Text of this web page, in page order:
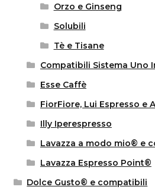
Orzo e Ginseng
Solubili
Tè e Tisane
Compatibili Sistema Uno
Esse Caffè
FiorFiore, Lui Espresso e
Illy Iperespresso
Lavazza a modo mio® e
Lavazza Espresso Point®
Dolce Gusto® e compatibili